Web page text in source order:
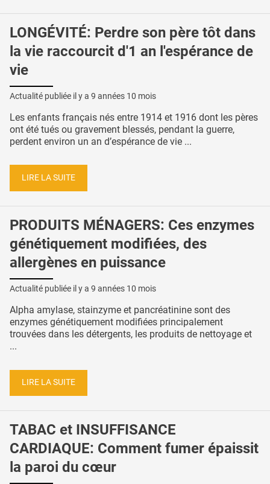
LONGÉVITÉ: Perdre son père tôt dans
la vie raccourcit d'1 an l'espérance de
vie
Actualité publiée il y a 9 années 10 mois
Les enfants français nés entre 1914 et 1916 dont les pères
ont été tués ou gravement blessés, pendant la guerre,
perdent environ un an d’espérance de vie ...
LIRE LA SUITE
PRODUITS MÉNAGERS: Ces enzymes
génétiquement modifiées, des
allergènes en puissance
Actualité publiée il y a 9 années 10 mois
Alpha amylase, stainzyme et pancréatinine sont des
enzymes génétiquement modifiées principalement
trouvées dans les détergents, les produits de nettoyage et
...
LIRE LA SUITE
TABAC et INSUFFISANCE
CARDIAQUE: Comment fumer épaissit
la paroi du cœur